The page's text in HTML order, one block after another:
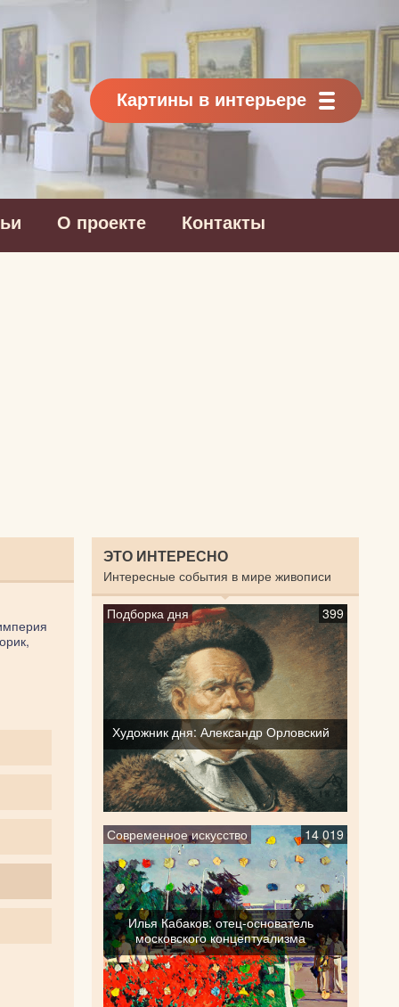
Картины в интерьере
О проекте Контакты
ЭТО ИНТЕРЕСНО
Интересные события в мире живописи
Подборка дня 399
Художник дня: Александр Орловский
Современное искусство 14 019
Илья Кабаков: отец-основатель
московского концептуализма